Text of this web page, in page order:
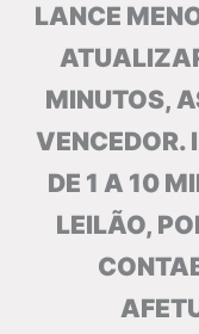
LANCE
MINUTOS,
VENCEDOR.
DE 1 A 10
LEILÃO,